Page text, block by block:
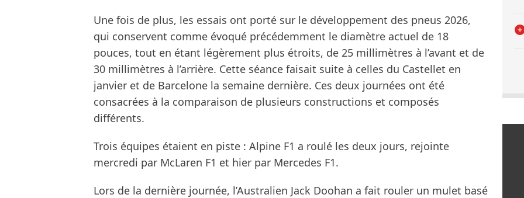
Une fois de plus, les essais ont porté sur le développement des pneus 2026,
qui conservent comme évoqué précédemment le diamètre actuel de 18
pouces, tout en étant légèrement plus étroits, de 25 millimètres à l’avant et de
30 millimètres à l’arrière. Cette séance faisait suite à celles du Castellet en
janvier et de Barcelone la semaine dernière. Ces deux journées ont été
consacrées à la comparaison de plusieurs constructions et composés
différents.
Trois équipes étaient en piste : Alpine F1 a roulé les deux jours, rejointe
mercredi par McLaren F1 et hier par Mercedes F1.
Lors de la dernière journée, l’Australien Jack Doohan a fait rouler un mulet basé